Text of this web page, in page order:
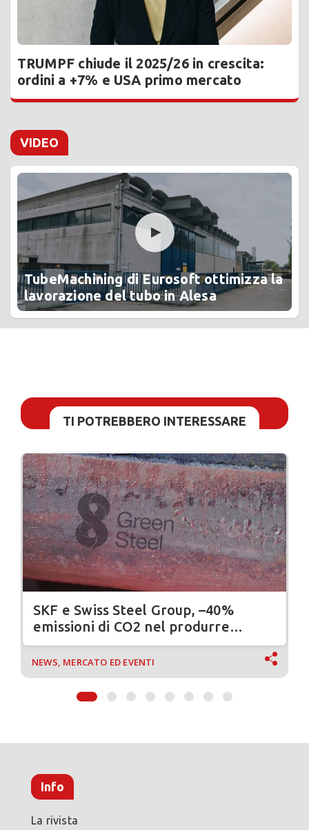
TRUMPF chiude il 2025/26 in crescita:
ordini a +7% e USA primo mercato
VIDEO
TubeMachining di Eurosoft ottimizza la
lavorazione del tubo in Alesa
TI POTREBBERO INTERESSARE
SKF e Swiss Steel Group, –40%
emissioni di CO2 nel produrre
cuscinetti volventi
NEWS, MERCATO ED EVENTI
Info
La rivista